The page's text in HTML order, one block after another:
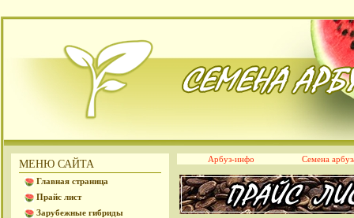
МЕНЮ САЙТА
Главная страница
Прайс лист
Зарубежные гибриды
Арбуз-инфо Семена